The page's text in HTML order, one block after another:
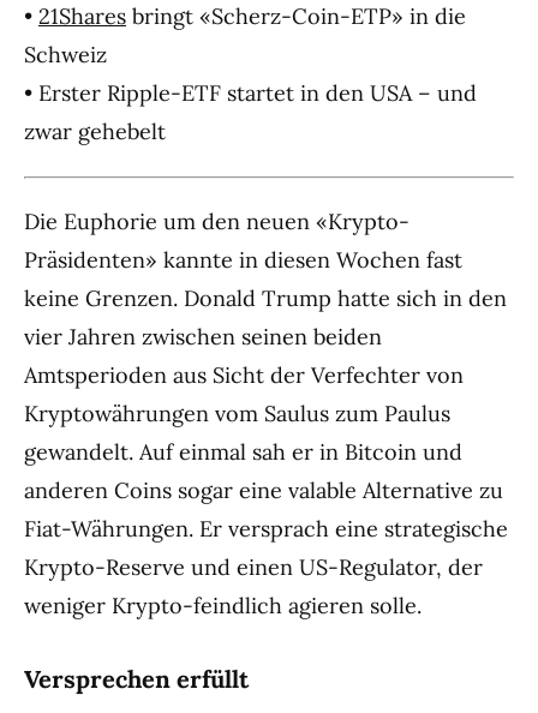
• 21Shares bringt «Scherz-Coin-ETP» in die
Schweiz
• Erster Ripple-ETF startet in den USA – und
zwar gehebelt
Die Euphorie um den neuen «Krypto-
Präsidenten» kannte in diesen Wochen fast
keine Grenzen. Donald Trump hatte sich in den
vier Jahren zwischen seinen beiden
Amtsperioden aus Sicht der Verfechter von
Kryptowährungen vom Saulus zum Paulus
gewandelt. Auf einmal sah er in Bitcoin und
anderen Coins sogar eine valable Alternative zu
Fiat-Währungen. Er versprach eine strategische
Krypto-Reserve und einen US-Regulator, der
weniger Krypto-feindlich agieren solle.
Versprechen erfüllt